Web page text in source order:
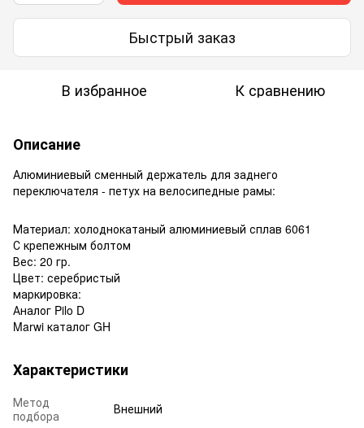
Быстрый заказ
В избранное К сравнению
Описание
Алюминиевый сменный держатель для заднего
переключателя - петух на велосипедные рамы:
Материал: холоднокатаный алюминиевый сплав 6061
С крепежным болтом
Вес: 20 гр.
Цвет: серебристый
маркировка:
Аналог Pilo D
Marwi каталог GH
Характеристики
Метод
подбора
Внешний